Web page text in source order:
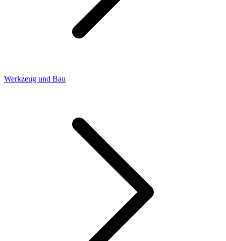
Werkzeug und Bau